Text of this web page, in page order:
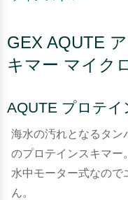
GEX AQUTE
キマー マイク
AQUTE プロテ
海水の汚れとなるタン
のプロテインスキマー。
水中モーター式なの
ん。